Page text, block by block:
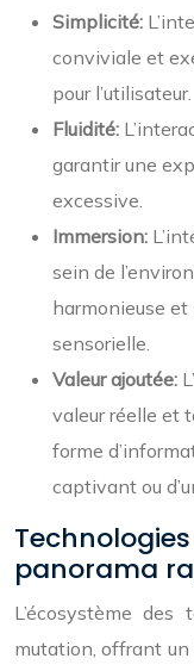
Simplicité:
conviviale et
pour l’utilisateur.
Fluidité:
garantir une
excessive.
Immersion:
sein de
harmonieuse
sensorielle.
Valeur ajoutée:
valeur réelle et
forme
captivant ou
panorama
L’écosystème
mutation, offrant un